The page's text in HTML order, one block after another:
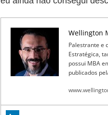
Wellington
Palestrante e
Estratégica,
possui MBA
publicados